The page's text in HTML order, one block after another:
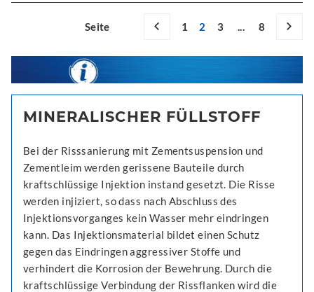
Seite 1 2 3 ... 8
MINERALISCHER FÜLLSTOFF
Bei der Risssanierung mit Zementsuspension und
Zementleim werden gerissene Bauteile durch
kraftschlüssige Injektion instand gesetzt. Die Risse
werden injiziert, so dass nach Abschluss des
Injektionsvorganges kein Wasser mehr eindringen
kann. Das Injektionsmaterial bildet einen Schutz
gegen das Eindringen aggressiver Stoffe und
verhindert die Korrosion der Bewehrung. Durch die
kraftschlüssige Verbindung der Rissflanken wird die